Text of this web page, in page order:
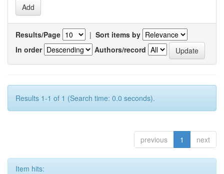
Results/Page | Sort items by
In order
Authors/record
Results 1-1 of 1 (Search time: 0.0 seconds).
previous 1 next
Item hits: